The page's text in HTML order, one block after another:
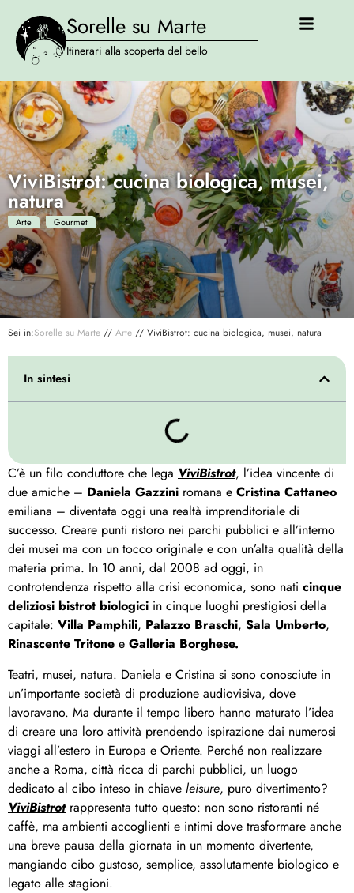
Sorelle su Marte
Itinerari alla scoperta del bello
ViviBistrot: cucina biologica, musei,
natura
Arte Gourmet
Sei in:Sorelle su Marte // Arte // ViviBistrot: cucina biologica, musei, natura
C’è un filo conduttore che lega ViviBistrot, l’idea vincente di
due amiche – Daniela Gazzini romana e Cristina Cattaneo
emiliana – diventata oggi una realtà imprenditoriale di
successo. Creare punti ristoro nei parchi pubblici e all’interno
dei musei ma con un tocco originale e con un’alta qualità della
materia prima. In 10 anni, dal 2008 ad oggi, in
controtendenza rispetto alla crisi economica, sono nati cinque
deliziosi bistrot biologici in cinque luoghi prestigiosi della
capitale: Villa Pamphili, Palazzo Braschi, Sala Umberto,
Rinascente Tritone e Galleria Borghese.
Teatri, musei, natura. Daniela e Cristina si sono conosciute in
un’importante società di produzione audiovisiva, dove
lavoravano. Ma durante il tempo libero hanno maturato l’idea
di creare una loro attività prendendo ispirazione dai numerosi
viaggi all’estero in Europa e Oriente. Perché non realizzare
anche a Roma, città ricca di parchi pubblici, un luogo
dedicato al cibo inteso in chiave leisure, puro divertimento?
ViviBistrotrappresenta tutto questo: non sono ristoranti né
caffè, ma ambienti accoglienti e intimi dove trasformare anche
una breve pausa della giornata in un momento divertente,
mangiando cibo gustoso, semplice, assolutamente biologico e
legato alle stagioni.
In sintesi